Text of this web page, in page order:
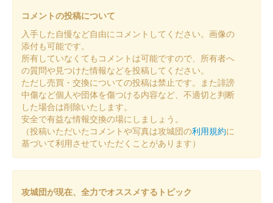
コメントの投稿について
入手した自慢など自由にコメントしてください。画像の
添付も可能です。
所有していなくてもコメントは可能ですので、所有者へ
の質問や見つけた情報などを投稿してください。
ただし売買・交換についての投稿は禁止です。また誹謗
中傷など個人や団体を傷つける内容など、不適切と判断
した場合は削除いたします。
安全で有益な情報交換の場にしましょう。
（投稿いただいたコメントや写真は攻城団の利用規約に
基づいて利用させていただくことがあります）
攻城団が現在、全力でオススメするトピック